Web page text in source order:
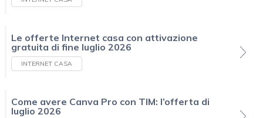
Le offerte Internet casa con attivazione
gratuita di fine luglio 2026
INTERNET CASA
Come avere Canva Pro con TIM: l’offerta di
luglio 2026